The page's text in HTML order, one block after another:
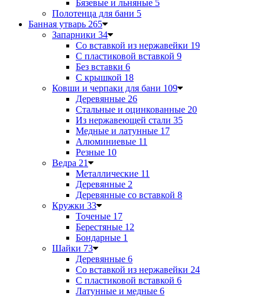
Бязевые и льняные 5
Полотенца для бани 5
Банная утварь 265
Запарники 34
Со вставкой из нержавейки 19
С пластиковой вставкой 9
Без вставки 6
С крышкой 18
Ковши и черпаки для бани 109
Деревянные 26
Стальные и оцинкованные 20
Из нержавеющей стали 35
Медные и латунные 17
Алюминиевые 11
Резные 10
Ведра 21
Металлические 11
Деревянные 2
Деревянные со вставкой 8
Кружки 33
Точеные 17
Берестяные 12
Бондарные 1
Шайки 73
Деревянные 6
Со вставкой из нержавейки 24
С пластиковой вставкой 6
Латунные и медные 6